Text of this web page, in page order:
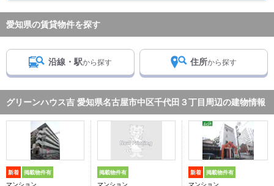
愛知県の賃貸物件を探す
沿線・駅から探す 住所から探す
グリーンハウス吉 愛知県名古屋市中区千代田３丁目周辺の建物情報
新着 掲載物件有
マンション
掲載物件有
マンション
新着 掲載物件有
マンション